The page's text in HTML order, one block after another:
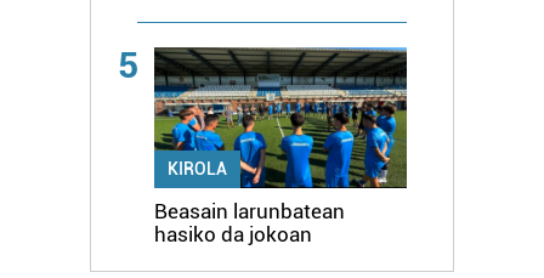
5
KIROLA
Beasain larunbatean
hasiko da jokoan